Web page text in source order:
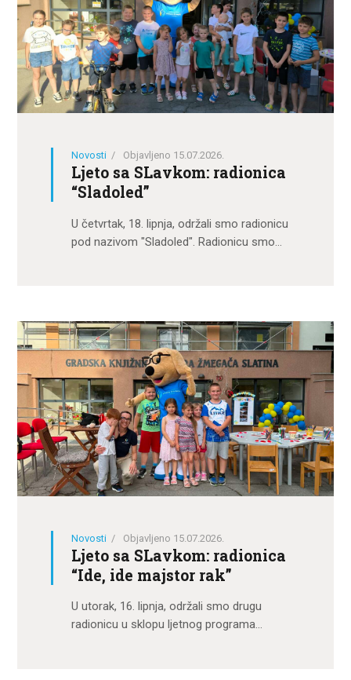
Novosti Objavljeno 15.07.2026.
Ljeto sa SLavkom: radionica
“Sladoled”
U četvrtak, 18. lipnja, održali smo radionicu
pod nazivom "Sladoled". Radionicu smo…
Novosti Objavljeno 15.07.2026.
Ljeto sa SLavkom: radionica
“Ide, ide majstor rak”
U utorak, 16. lipnja, održali smo drugu
radionicu u sklopu ljetnog programa…